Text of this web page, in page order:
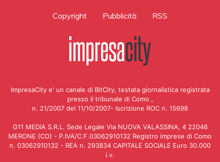
Copyright Pubblicità RSS
ImpresaCity e' un canale di BitCity, testata giornalistica registrata
presso il tribunale di Como ,
n. 21/2007 del 11/10/2007- Iscrizione ROC n. 15698
G11 MEDIA S.R.L. Sede Legale Via NUOVA VALASSINA, 4 22046
MERONE (CO) - P.IVA/C.F.03062910132 Registro imprese di Como
n. 03062910132 - REA n. 293834 CAPITALE SOCIALE Euro 30.000
i.v.